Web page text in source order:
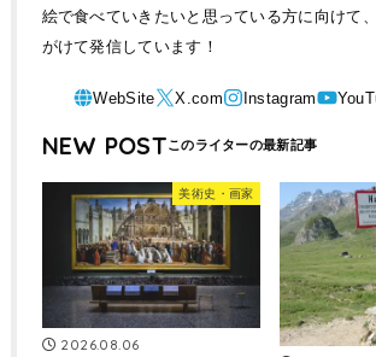
絵で食べていきたいと思っている方に向けて
がけて発信しています！
NEW POST
美術史・画家
2026.08.06